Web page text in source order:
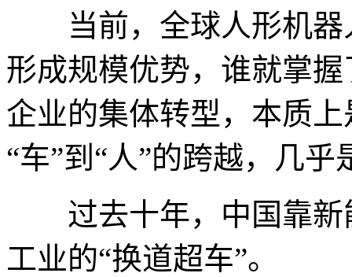
当前，全球人形机器
形成规模优势，谁就掌
企业的集体转型，本质
“车”到“人”的跨越，几乎
过去十年，中国靠新
工业的“换道超车”。